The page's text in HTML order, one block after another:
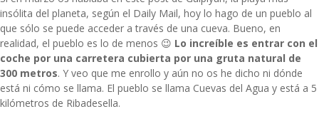
insólita del planeta, según el Daily Mail, hoy lo hago de un pueblo al
que sólo se puede acceder a través de una cueva. Bueno, en
realidad, el pueblo es lo de menos 😉 Lo increíble es entrar con el
coche por una carretera cubierta por una gruta natural de
300 metros. Y veo que me enrollo y aún no os he dicho ni dónde
está ni cómo se llama. El pueblo se llama Cuevas del Agua y está a 5
kilómetros de Ribadesella.